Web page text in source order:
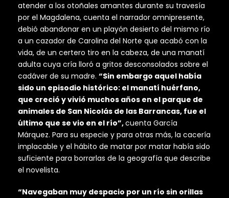
atender a los otoñales amantes durante su travesía
por el Magdalena, cuenta el narrador omnipresente,
debió abandonar en un playón desierto del mismo río
a un cazador de Carolina del Norte que acabó con la
vida, de un certero tiro en la cabeza, de una manatí
adulta cuya cría lloró a gritos desconsolados sobre el
cadáver de su madre. “Sin embargo aquel había
sido un episodio histórico: el manatí huérfano,
que creció y vivió muchos años en el parque de
animales de San Nicolás de las Barrancas, fue el
último que se vio en el río”,cuenta García
Márquez. Para su especie y para otras más, la cacería
implacable y el hábito de matar por matar había sido
suficiente para borrarlas de la geografía que describe
el novelista.
“Navegaban muy despacio por un río sin orillas